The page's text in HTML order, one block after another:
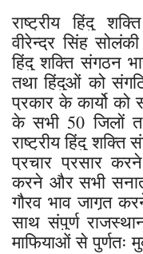
राष्ट्रीय हिंदु
वीरेन्द्र सिंह
हिंदु शक्ति संगठन
तथा हिंदुओं को
प्रकार के कार्यो को
के सभी 50 जिलों
राष्ट्रीय हिंदु
प्रचार प्रसार
करने और सभी
गौरव भाव जागृत
साथ संपुर्ण
माफियाओं से पुर्णतः